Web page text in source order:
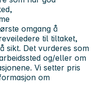
omgang å
til tiltaket,
sikt. Det vurderes som
og/eller om
Vi setter pris
om